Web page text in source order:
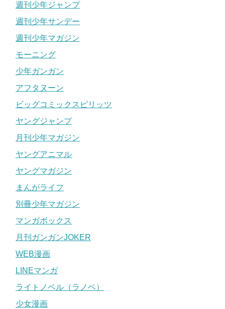
週刊少年ジャンプ
週刊少年サンデー
週刊少年マガジン
モーニング
少年ガンガン
アフタヌーン
ビッグコミックスピリッツ
ヤングジャンプ
月刊少年マガジン
ヤングアニマル
ヤングマガジン
まんがライフ
別冊少年マガジン
マンガボックス
月刊ガンガンJOKER
WEB漫画
LINEマンガ
ライトノベル（ラノベ）
少女漫画